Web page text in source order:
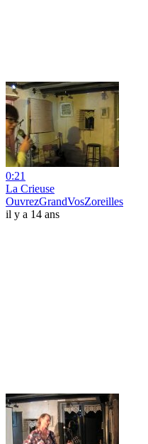
0:21
La Crieuse
OuvrezGrandVosZoreilles
il y a 14 ans